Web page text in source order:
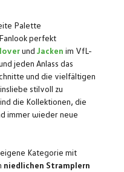
Palette
perfekt
und Jacken im VfL-
jeden Anlass das
und die vielfältigen
stilvoll zu
die Kollektionen, die
immer wieder neue
Kategorie mit
niedlichen Stramplern